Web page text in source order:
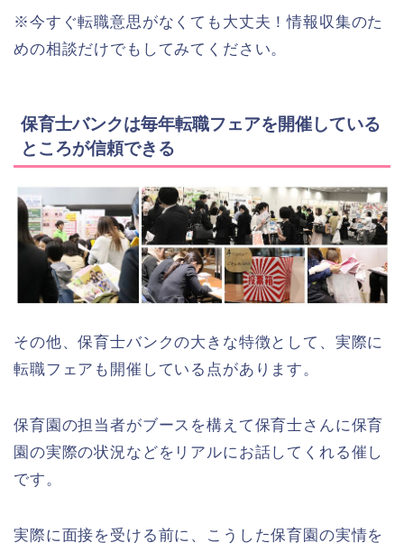
※今すぐ転職意思がなくても大丈夫！情報収集のた
めの相談だけでもしてみてください。
保育士バンクは毎年転職フェアを開催している
ところが信頼できる
その他、保育士バンクの大きな特徴として、実際に
転職フェアも開催している点があります。
保育園の担当者がブースを構えて保育士さんに保育
園の実際の状況などをリアルにお話してくれる催し
です。
実際に面接を受ける前に、こうした保育園の実情を